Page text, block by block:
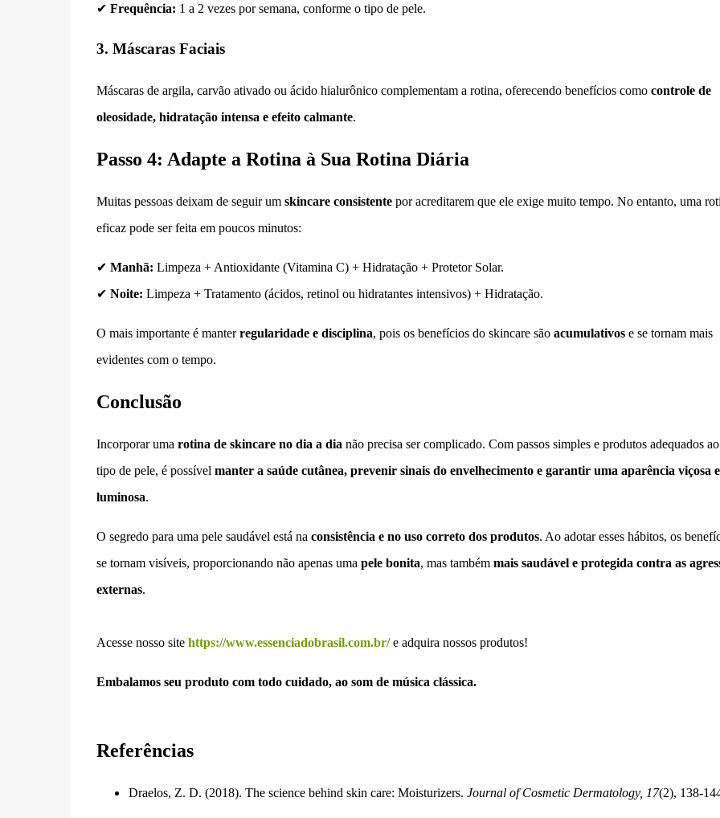
✔ Frequência: 1 a 2 vezes por semana, conforme o tipo de pele.
3. Máscaras Faciais
Máscaras de argila, carvão ativado ou ácido hialurônico complementam a rotina, oferecendo benefícios como controle de
oleosidade, hidratação intensa e efeito calmante.
Passo 4: Adapte a Rotina à Sua Rotina Diária
Muitas pessoas deixam de seguir um skincare consistentepor acreditarem que ele exige muito tempo. No entanto, uma
eficaz pode ser feita em poucos minutos:
✔ Manhã: Limpeza + Antioxidante (Vitamina C) + Hidratação + Protetor Solar.
✔ Noite: Limpeza + Tratamento (ácidos, retinol ou hidratantes intensivos) + Hidratação.
O mais importante é manterregularidade e disciplina, pois os benefícios do skincare são acumulativose se tornam mais
evidentes com o tempo.
Conclusão
Incorporar uma rotina de skincare no dia a dia não precisa ser complicado. Com passos simples e produtos adequados
tipo de pele, é possível manter a saúde cutânea, prevenir sinais do envelhecimento e garantir uma aparência viçosa e
luminosa.
O segredo para uma pele saudável está na consistência e no uso correto dos produtos. Ao adotar esses hábitos, os
se tornam visíveis, proporcionando não apenas uma pele bonita, mas também mais saudável e protegida contra as
externas.
Acesse nosso site https://www.essenciadobrasil.com.br/e adquira nossos produtos!
Embalamos seu produto com todo cuidado, ao som de música clássica.
Referências
Draelos, Z. D. (2018). The science behind skin care: Moisturizers. Journal of Cosmetic Dermatology, 17(2), 138-